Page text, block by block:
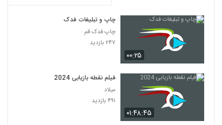
۰۰:۲۵
چاپ و تبلیغات فدک
چاپ فدک قم
۲۴۷ بازدید
۰۱:۴۸:۴۵
فیلم نقطه بازیابی 2024
میلاد
۴۹۱ بازدید